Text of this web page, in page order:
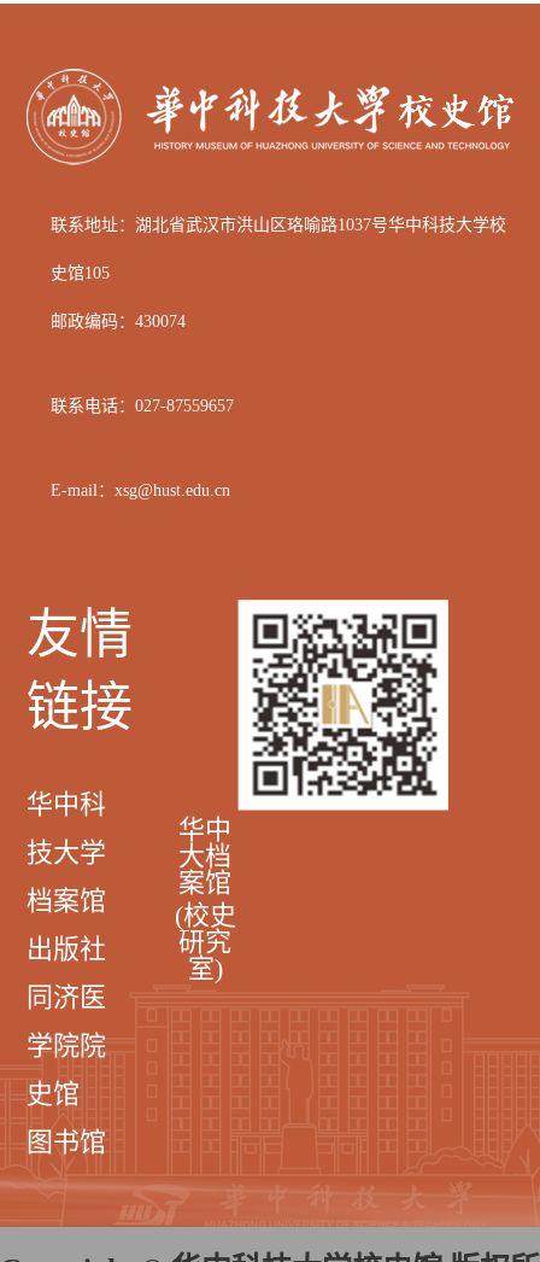
联系地址：湖北省武汉市洪山区珞喻路1037号华中科技大学校
史馆105
邮政编码：430074
联系电话：027-87559657
E-mail：xsg@hust.edu.cn
友情
链接
华中科
技大学
档案馆
出版社
同济医
学院院
史馆
图书馆
华中
大档
案馆
(校史
研究
室)